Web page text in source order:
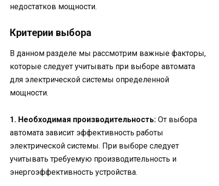
недостатков мощности.
Критерии выбора
В данном разделе мы рассмотрим важные факторы,
которые следует учитывать при выборе автомата
для электрической системы определенной
мощности.
1. Необходимая производительность: От выбора
автомата зависит эффективность работы
электрической системы. При выборе следует
учитывать требуемую производительность и
энергоэффективность устройства.